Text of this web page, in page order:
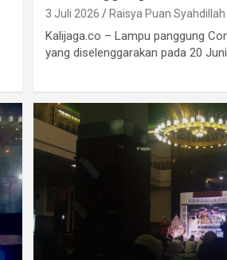
3 Juli 2026 Raisya Puan Syahdillah
Kalijaga.co – Lampu panggung
yang diselenggarakan pada 20 Juni